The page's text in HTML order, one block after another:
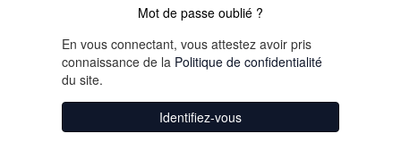
Mot de passe oublié ?
En vous connectant, vous attestez avoir pris
connaissance de la Politique de confidentialité
du site.
Identifiez-vous